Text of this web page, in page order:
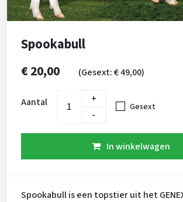
Spookabull is een topstier uit het
Spookabull
€ 20,00 (Gesext: € 49,00)
Aantal
+
-
Gesext
In winkelwagen